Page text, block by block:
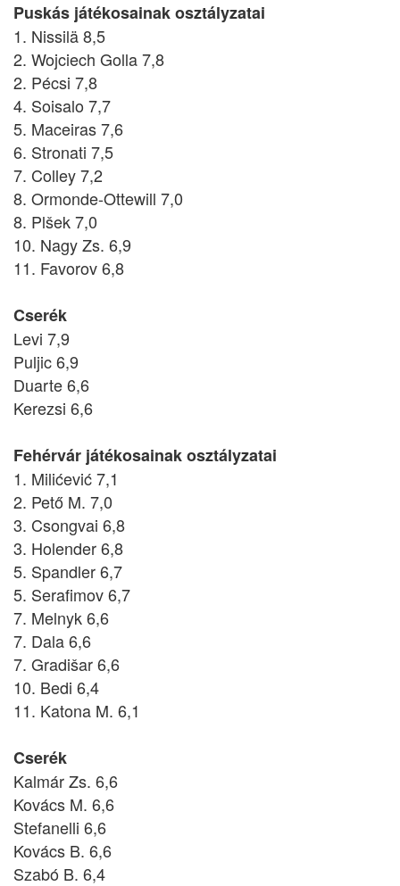
Puskás játékosainak osztályzatai
1. Nissilä 8,5
2. Wojciech Golla 7,8
2. Pécsi 7,8
4. Soisalo 7,7
5. Maceiras 7,6
6. Stronati 7,5
7. Colley 7,2
8. Ormonde-Ottewill 7,0
8. Plšek 7,0
10. Nagy Zs. 6,9
11. Favorov 6,8
Cserék
Levi 7,9
Puljic 6,9
Duarte 6,6
Kerezsi 6,6
Fehérvár játékosainak osztályzatai
1. Milićević 7,1
2. Pető M. 7,0
3. Csongvai 6,8
3. Holender 6,8
5. Spandler 6,7
5. Serafimov 6,7
7. Melnyk 6,6
7. Dala 6,6
7. Gradišar 6,6
10. Bedi 6,4
11. Katona M. 6,1
Cserék
Kalmár Zs. 6,6
Kovács M. 6,6
Stefanelli 6,6
Kovács B. 6,6
Szabó B. 6,4